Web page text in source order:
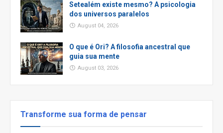
Setealém existe mesmo? A psicologia
dos universos paralelos
August 04, 2026
O que é Ori? A filosofia ancestral que
guia sua mente
August 03, 2026
Transforme sua forma de pensar